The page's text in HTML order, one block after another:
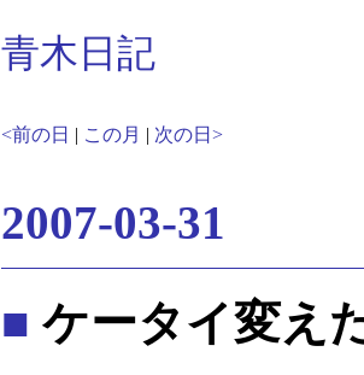
青木日記
<前の日 | この月 | 次の日>
2007-03-31
■ ケータイ変え